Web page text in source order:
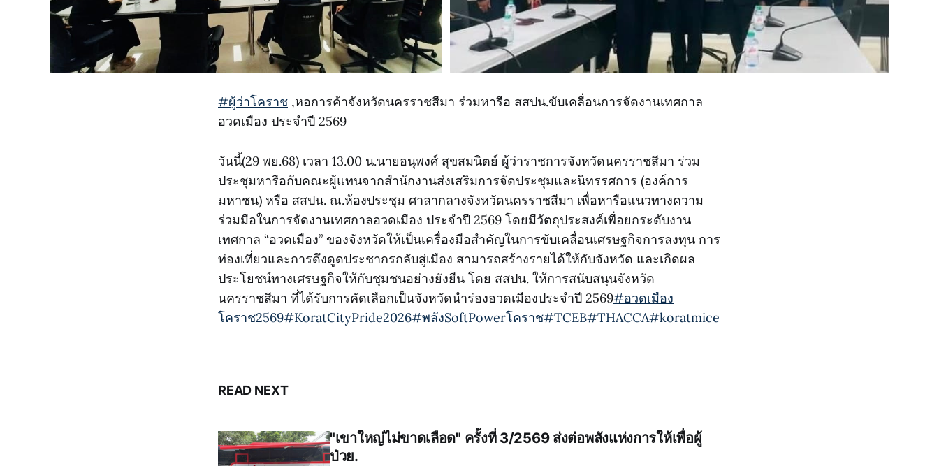
#ผู้ว่าโคราช ,หอการค้าจังหวัดนครราชสีมา ร่วมหารือ สสปน.ขับเคลื่อนการจัดงานเทศกาล
อวดเมือง ประจำปี 2569
วันนี้(29 พย.68) เวลา 13.00 น.นายอนุพงศ์ สุขสมนิตย์ ผู้ว่าราชการจังหวัดนครราชสีมา ร่วม
ประชุมหารือกับคณะผู้แทนจากสำนักงานส่งเสริมการจัดประชุมและนิทรรศการ (องค์การ
มหาชน) หรือ สสปน. ณ.ห้องประชุม ศาลากลางจังหวัดนครราชสีมา เพื่อหารือแนวทางความ
ร่วมมือในการจัดงานเทศกาลอวดเมือง ประจำปี 2569 โดยมีวัตถุประสงค์เพื่อยกระดับงาน
เทศกาล “อวดเมือง” ของจังหวัดให้เป็นเครื่องมือสำคัญในการขับเคลื่อนเศรษฐกิจการลงทุน การ
ท่องเที่ยวและการดึงดูดประชากรกลับสู่เมือง สามารถสร้างรายได้ให้กับจังหวัด และเกิดผล
ประโยชน์ทางเศรษฐกิจให้กับชุมชนอย่างยังยืน โดย สสปน. ให้การสนับสนุนจังหวัด
นครราชสีมา ที่ได้รับการคัดเลือกเป็นจังหวัดนำร่องอวดเมืองประจำปี 2569#อวดเมือง
โคราช2569#KoratCityPride2026#พลังSoftPowerโคราช#TCEB#THACCA#koratmice
READ NEXT
"เขาใหญ่ไม่ขาดเลือด" ครั้งที่ 3/2569 ส่งต่อพลังแห่งการให้เพื่อผู้
ป่วย.